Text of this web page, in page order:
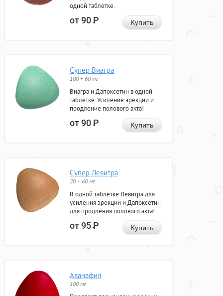
одной таблетке.
от 90Р Купить
Супер Виагра
100 + 60 мг
Виагра и Дапоксетин в одной
таблетке. Усиление эрекции и
продление полового акта!
от 90Р Купить
Супер Левитра
20 + 60 мг
В одной таблетке Левитра для
усиления эрекции и Дапоксетин
для продления полового акта!
от 95Р Купить
Аванафил
100 мг